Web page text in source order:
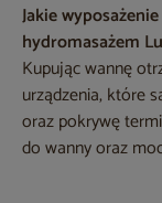
Jakie
hydromasażem
Kupując wannę
urządzenia, które
oraz pokrywę
do wanny oraz